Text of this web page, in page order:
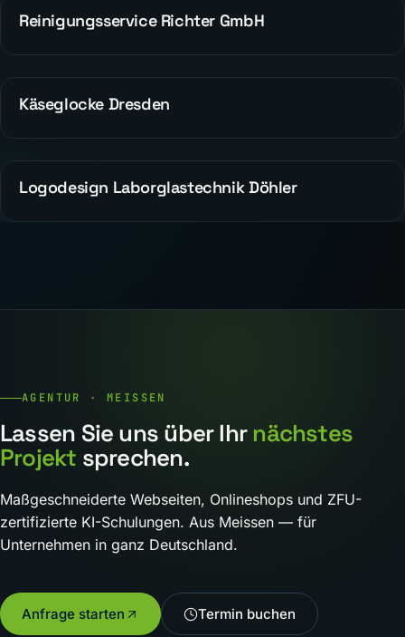
REFERENZEN
Reinigungsservice Richter GmbH
REFERENZEN
Käseglocke Dresden
WEBDESIGN
Logodesign Laborglastechnik Döhler
AGENTUR · MEISSEN
Lassen Sie uns über Ihr nächstes
Projekt sprechen.
Maßgeschneiderte Webseiten, Onlineshops und ZFU-
zertifizierte KI-Schulungen. Aus Meissen — für
Unternehmen in ganz Deutschland.
Anfrage starten Termin buchen